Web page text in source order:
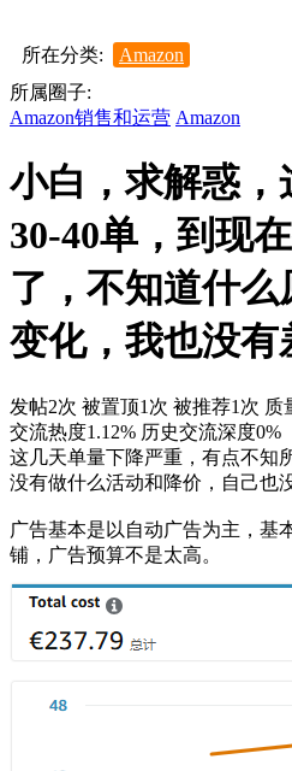
所在分类:
Amazon
所属圈子:
Amazon销售和运营 Amazon
小白，求解惑，
30-40单，到现
了，不知道什
变化，我也没有
发帖2次 被置顶1次 被推荐1次 质
交流热度1.12% 历史交流深度0%
这几天单量下降严重，有点不知
没有做什么活动和降价，自己也
广告基本是以自动广告为主，基
铺，广告预算不是太高。